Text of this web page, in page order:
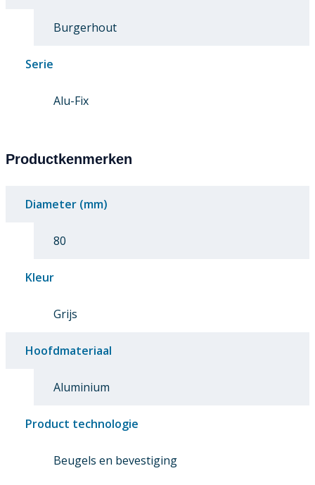
Burgerhout
Serie
Alu-Fix
Productkenmerken
Diameter (mm)
80
Kleur
Grijs
Hoofdmateriaal
Aluminium
Product technologie
Beugels en bevestiging